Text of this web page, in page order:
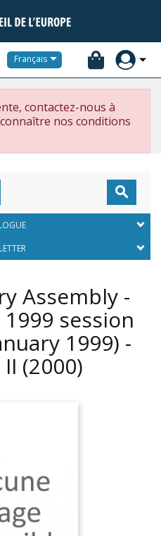
Français
contactez-nous à
nos conditions

Assembly -
session
1999) -
(2000)